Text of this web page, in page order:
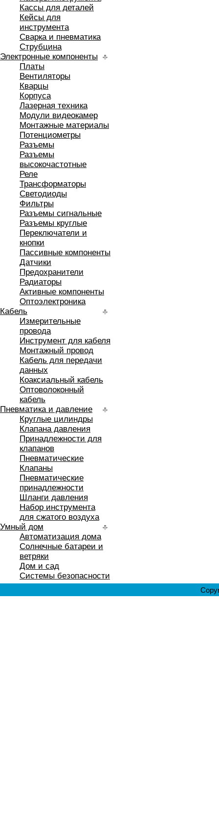
Кассы для деталей
Кейсы для
инструмента
Сварка и пневматика
Струбцина
Электронные компоненты
Платы
Вентиляторы
Кварцы
Корпуса
Лазерная техника
Модули видеокамер
Монтажные материалы
Потенциометры
Разъемы
Разъемы
высокочастотные
Реле
Трансформаторы
Светодиоды
Фильтры
Разъемы сигнальные
Разъемы круглые
Переключатели и
кнопки
Пассивные компоненты
Датчики
Предохранители
Радиаторы
Активные компоненты
Оптоэлектроника
Кабель
Измерительные
провода
Инструмент для кабеля
Монтажный провод
Кабель для передачи
данных
Коаксиальный кабель
Оптоволоконный
кабель
Пневматика и давление
Круглые цилиндры
Клапана давления
Принадлежности для
клапанов
Пневматические
Клапаны
Пневматические
принадлежности
Шланги давления
Набор инструмента
для сжатого воздуха
Умный дом
Автоматизация дома
Солнечные батареи и
ветряки
Дом и сад
Системы безопасности